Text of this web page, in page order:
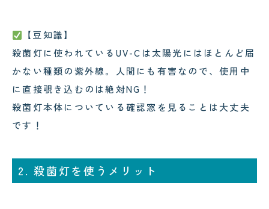
【豆知識】
殺菌灯に使われているUV-Cは太陽光にはほとんど届
かない種類の紫外線。人間にも有害なので、使用中
に直接覗き込むのは絶対NG！
殺菌灯本体についている確認窓を見ることは大丈夫
です！
2. 殺菌灯を使うメリット